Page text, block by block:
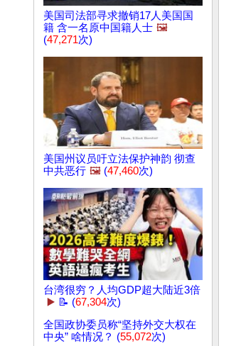
美国司法部寻求撤销17人美国国
籍 含一名原中国籍人士 🖼️
(47,271次)
美国州议员吁立法保护神韵 彻查
中共恶行 🖼️ (47,460次)
台湾很穷？人均GDP超大陆近3倍
▶️ 📝 (67,304次)
全国政协委员称“坚持外交大权在
中央” 啥情况？ (55,072次)